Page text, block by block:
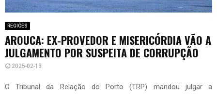
REGIÕES
AROUCA: EX-PROVEDOR E MISERICÓRDIA VÃO A
JULGAMENTO POR SUSPEITA DE CORRUPÇÃO
2025-02-13
O Tribunal da Relação do Porto (TRP) mandou julgar a